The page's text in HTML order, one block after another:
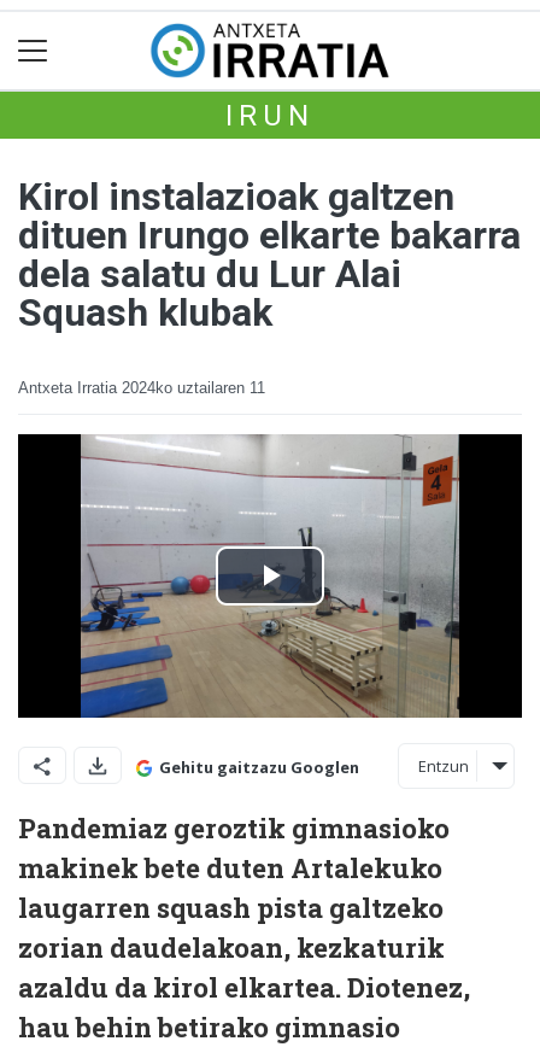
IRUN
Kirol instalazioak galtzen
dituen Irungo elkarte bakarra
dela salatu du Lur Alai
Squash klubak
Antxeta Irratia 2024ko uztailaren 11
Gehitu gaitzazu Googlen Entzun
Pandemiaz geroztik gimnasioko
makinek bete duten Artalekuko
laugarren squash pista galtzeko
zorian daudelakoan, kezkaturik
azaldu da kirol elkartea. Diotenez,
hau behin betirako gimnasio